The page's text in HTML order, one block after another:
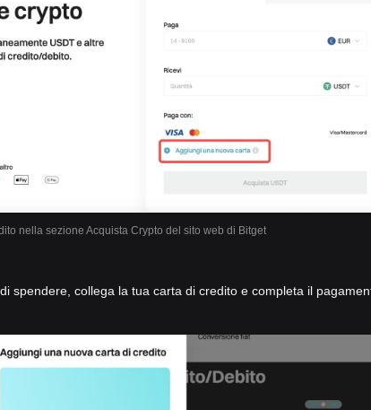
nella sezione Acquista Crypto del sito web di Bitget
spendere, collega la tua carta di credito e completa il